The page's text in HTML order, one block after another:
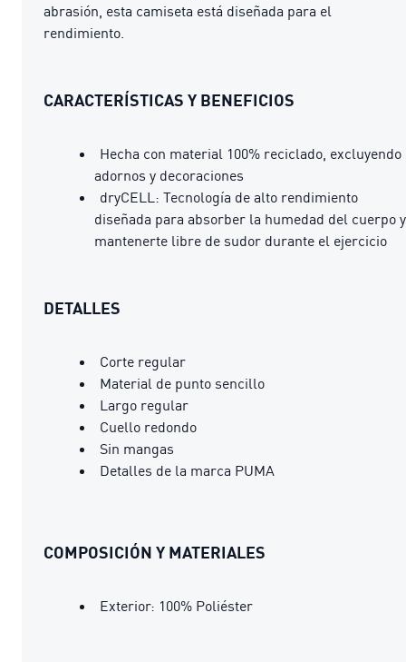
abrasión, esta camiseta está diseñada para el
rendimiento.
CARACTERÍSTICAS Y BENEFICIOS
Hecha con material 100% reciclado, excluyendo
adornos y decoraciones
dryCELL: Tecnología de alto rendimiento
diseñada para absorber la humedad del cuerpo y
mantenerte libre de sudor durante el ejercicio
DETALLES
Corte regular
Material de punto sencillo
Largo regular
Cuello redondo
Sin mangas
Detalles de la marca PUMA
COMPOSICIÓN Y MATERIALES
Exterior: 100% Poliéster